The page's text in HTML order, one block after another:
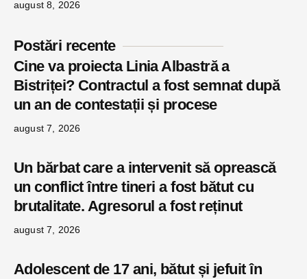
august 8, 2026
Postări recente
Cine va proiecta Linia Albastră a
Bistriței? Contractul a fost semnat după
un an de contestații și procese
august 7, 2026
Un bărbat care a intervenit să oprească
un conflict între tineri a fost bătut cu
brutalitate. Agresorul a fost reținut
august 7, 2026
Adolescent de 17 ani, bătut și jefuit în